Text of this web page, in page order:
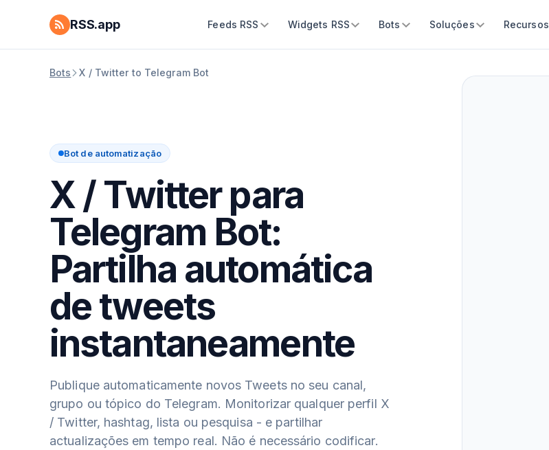
RSS.app Feeds RSS Widgets RSS Bots Soluções Recursos
Bots X / Twitter to Telegram Bot
Bot de automatização
X / Twitter para
Telegram Bot:
Partilha automática
de tweets
instantaneamente
Publique automaticamente novos Tweets no seu canal,
grupo ou tópico do Telegram. Monitorizar qualquer perfil X
/ Twitter, hashtag, lista ou pesquisa - e partilhar
actualizações em tempo real. Não é necessário codificar.